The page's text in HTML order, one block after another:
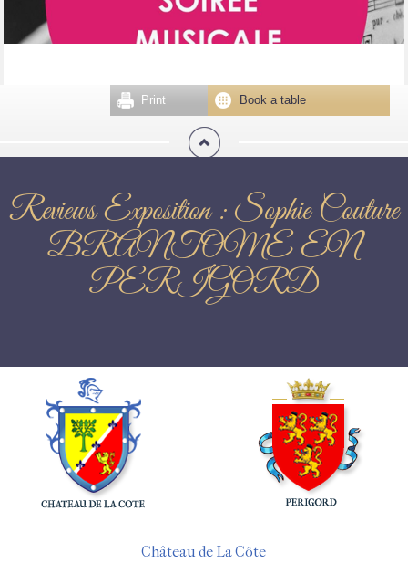
Book a table
Print
Reviews Exposition : Sophie Couture
BRANTOME EN
PERIGORD
Château de La Côte